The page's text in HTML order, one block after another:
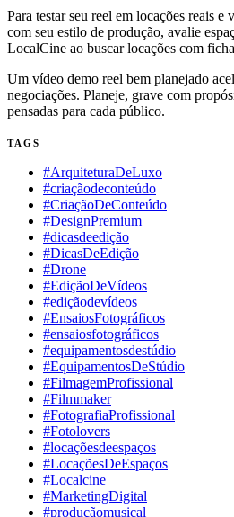
Para testar seu reel em locações reais e
com seu estilo de produção, avalie
LocalCine ao buscar locações com
Um vídeo demo reel bem planejado
negociações. Planeje, grave com
pensadas para cada público.
TAGS
#ArquiteturaDeLuxo
#criaçãodeconteúdo
#CriaçãoDeConteúdo
#DesignPremium
#dicasdeedição
#DicasDeEdição
#Drone
#EdiçãoDeVídeos
#ediçãodevídeos
#EnsaiosFotográficos
#ensaiosfotográficos
#equipamentosdestúdio
#EquipamentosDeStúdio
#FilmagemProfissional
#Filmmaker
#FotografiaProfissional
#Fotolovers
#locaçõesdeespaços
#LocaçõesDeEspaços
#Localcine
#MarketingDigital
#produçãomusical